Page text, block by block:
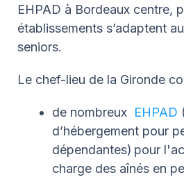
EHPAD à Bordeaux centre,
établissements s’adaptent
seniors.
Le chef-lieu de la Gironde
de nombreux EHPAD
d’hébergement pour
dépendantes) pour
charge des aînés en